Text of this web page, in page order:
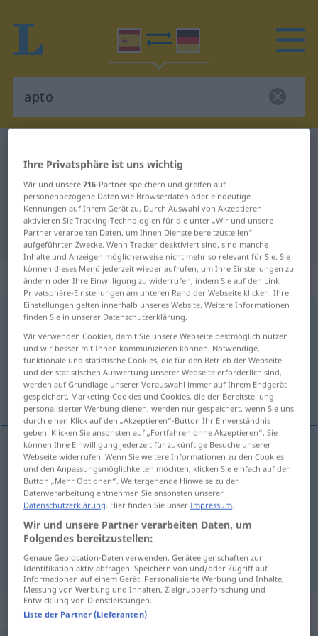
Spanisch-Deutsch Übersetzung für
"apto"
"apto" Deutsch Übersetzung
„apto“: adjetivo
apto [ˈapto]adj
Übersicht aller Übersetzungen
(Für mehr Details die Übersetzung anklicken/antippen)
fähig, geschickt geeignet, tauglich
fähig,geschickt apto persona
geeignet,tauglich apto
Beispielsätze für "apto"
Ihre Privatsphäre ist uns wichtig
Wir und unsere716-Partner speichern und greifen auf
personenbezogene Daten wie Browserdaten oder eindeutige
Kennungen auf Ihrem Gerät zu. Durch Auswahl von Akzeptieren
aktivieren Sie Tracking-Technologien für die unter „Wir und unsere
Partner verarbeiten Daten, um Ihnen Dienste bereitzustellen“
aufgeführten Zwecke. Wenn Tracker deaktiviert sind, sind manche
Inhalte und Anzeigen möglicherweise nicht mehr so relevant für Sie. Sie
können dieses Menü jederzeit wieder aufrufen, um Ihre Einstellungen zu
ändern oder Ihre Einwilligung zu widerrufen, indem Sie auf den Link
Privatsphäre-Einstellungen am unteren Rand der Webseite klicken. Ihre
Einstellungen gelten innerhalb unseres Website. Weitere Informationen
finden Sie in unserer Datenschutzerklärung.
Wir verwenden Cookies, damit Sie unsere Webseite bestmöglich nutzen
und wir besser mit Ihnen kommunizieren können. Notwendige,
funktionale und statistische Cookies, die für den Betrieb der Webseite
und der statistischen Auswertung unserer Webseite erforderlich sind,
werden auf Grundlage unserer Vorauswahl immer auf Ihrem Endgerät
gespeichert. Marketing-Cookies und Cookies, die der Bereitstellung
personalisierter Werbung dienen, werden nur gespeichert, wenn Sie uns
durch einen Klick auf den „Akzeptieren“-Button Ihr Einverständnis
geben. Klicken Sie ansonsten auf „Fortfahren ohne Akzeptieren“. Sie
können Ihre Einwilligung jederzeit für zukünftige Besuche unserer
Webseite widerrufen. Wenn Sie weitere Informationen zu den Cookies
und den Anpassungsmöglichkeiten möchten, klicken Sie einfach auf den
Button „Mehr Optionen“. Weitergehende Hinweise zu der
Datenverarbeitung entnehmen Sie ansonsten unserer
Datenschutzerklärung. Hier finden Sie unserImpressum.
Wir und unsere Partner verarbeiten Daten, um
Folgendes bereitzustellen:
Genaue Geolocation-Daten verwenden. Geräteeigenschaften zur
Identifikation aktiv abfragen. Speichern von und/oder Zugriff auf
Informationen auf einem Gerät. Personalisierte Werbung und Inhalte,
Messung von Werbung und Inhalten, Zielgruppenforschung und
Entwicklung von Dienstleistungen.
Liste der Partner (Lieferanten)